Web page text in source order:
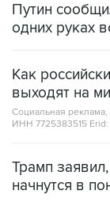
Путин
одних руках
Как
выходят на
Социальная
ИНН 7725383515 Erid:
Трамп
начнутся в